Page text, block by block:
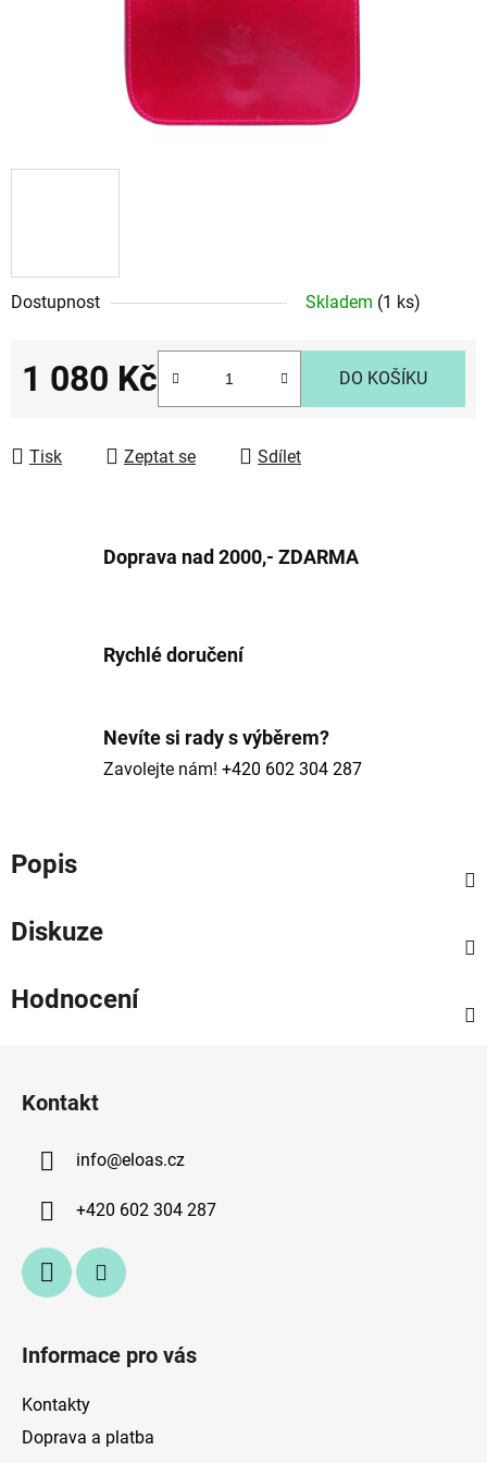
Dostupnost Skladem (1 ks)
1 080 Kč DO KOŠÍKU
Tisk Zeptat se Sdílet
Doprava nad 2000,- ZDARMA
Rychlé doručení
Nevíte si rady s výběrem?
Zavolejte nám! +420 602 304 287
Popis
Diskuze
Hodnocení
Kontakt
info@eloas.cz
+420 602 304 287
Informace pro vás
Kontakty
Doprava a platba